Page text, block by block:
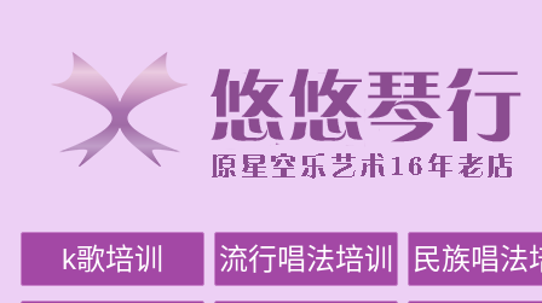
k歌培训 流行唱法培训 民族唱法